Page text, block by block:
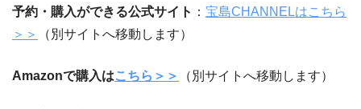
予約・購入ができる公式サイト ： 宝島CHANNELはこちら
＞＞
（別サイトへ移動します）
Amazonで購入はこちら＞＞ （別サイトへ移動します）